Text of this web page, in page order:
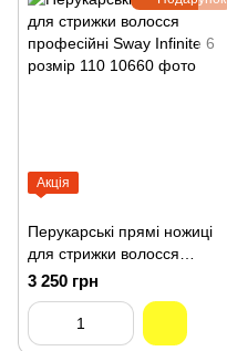
Акція
Перукарські прямі ножиці
для стрижки волосся
професійні Sway Infinite 6
розмір 110 10660
3 250 грн